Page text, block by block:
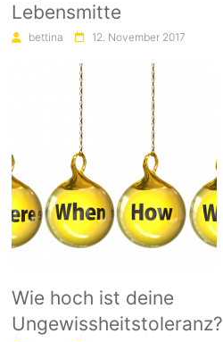
Lebensmitte
bettina 12. November 2017
Wie hoch ist deine
Ungewissheitstoleranz?